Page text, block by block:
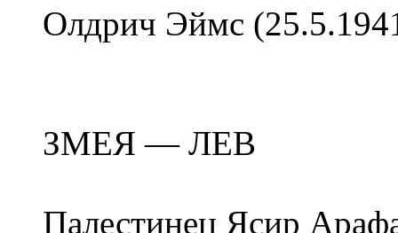
Олдрич Эймс
ЗМЕЯ — ЛЕВ
Палестинец Ясир